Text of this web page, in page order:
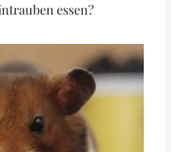
essen?